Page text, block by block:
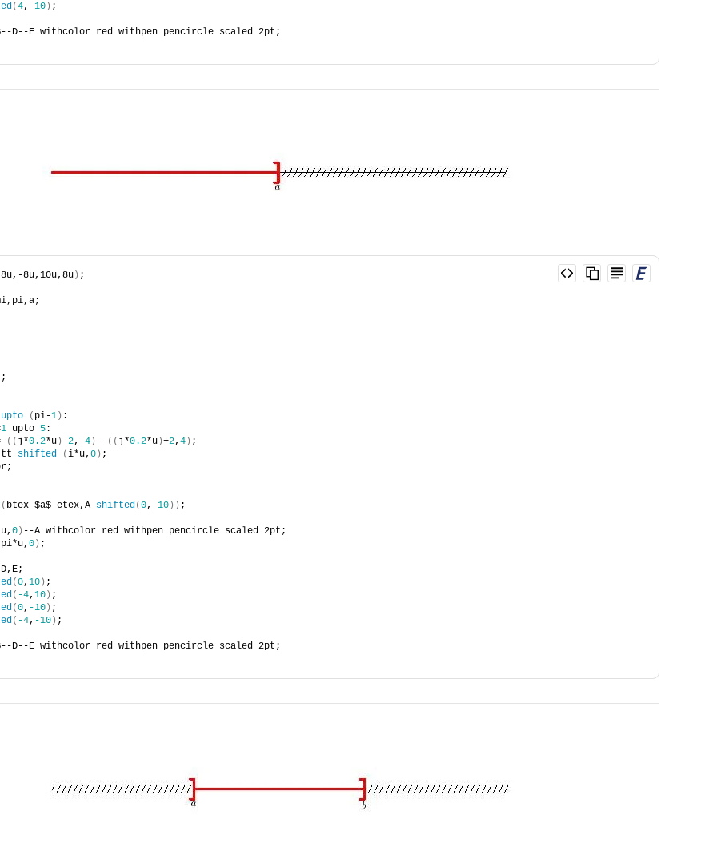
(4, -10 ) ;
D--E withcolor red withpen pencircle scaled 2pt;
8u,10u,8u ) ;
;
upto ( pi-1 ) :
1 upto 5:
(( j*0.2*u ) -2, -4 ) -- (( j*0.2*u )+2, 4 ) ;
shifted (i*u, 0 ) ;
( btex $a$ etex,A shifted(0, -10 )) ;
0 ) --A withcolor red withpen pencircle scaled 2pt;
pi*u, 0 ) ;
(0, 10 ) ;
( -4, 10 ) ;
(0, -10 ) ;
( -4, -10 ) ;
D--E withcolor red withpen pencircle scaled 2pt;